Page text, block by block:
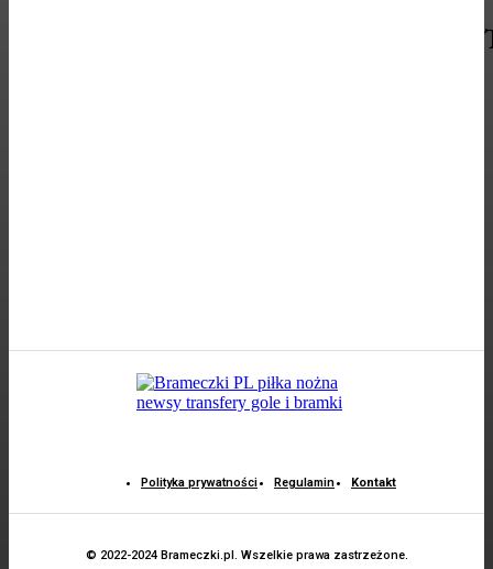
Polityka prywatności Regulamin Kontakt
© 2022-2024 Brameczki.pl. Wszelkie prawa zastrzeżone.